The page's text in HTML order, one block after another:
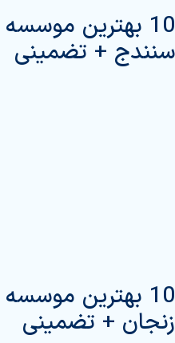
10 بهترین
سنندج + تضمینی
10 بهترین
زنجان + تضمینی